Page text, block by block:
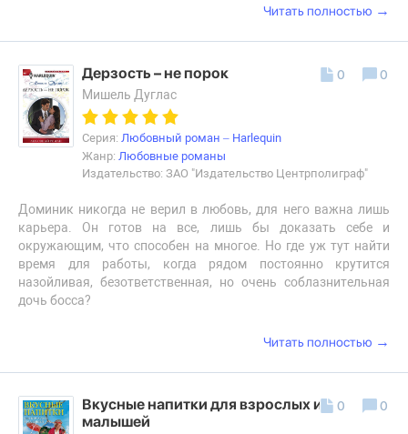
Читать полностью →
Дерзость – не порок
Мишель Дуглас
Серия: Любовный роман – Harlequin
Жанр: Любовные романы
Издательство: ЗАО "Издательство Центрполиграф"
Доминик никогда не верил в любовь, для него важна лишь
карьера. Он готов на все, лишь бы доказать себе и
окружающим, что способен на многое. Но где уж тут найти
время для работы, когда рядом постоянно крутится
назойливая, безответственная, но очень соблазнительная
дочь босса?
0 0
Читать полностью →
Вкусные напитки для взрослых и
малышей
0 0